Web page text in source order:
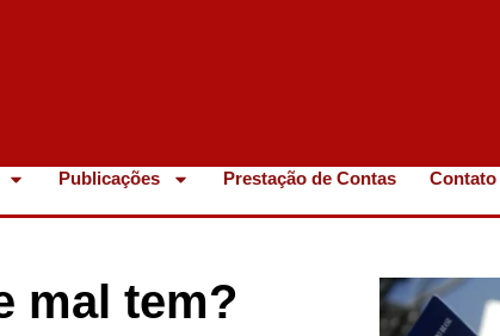
Publicações Prestação de Contas Contato
mal tem?